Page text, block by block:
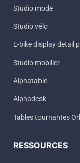
Studio mode
Studio vélo
E-bike display detail
Studio mobilier
Alphatable
Alphadesk
Tables tournantes
RESSOURCES